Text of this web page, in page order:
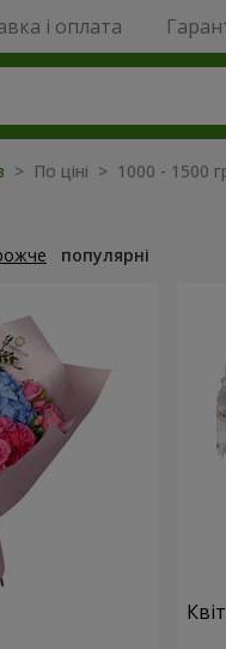
і оплата
> По ціні > 1000 - 1500
популярні